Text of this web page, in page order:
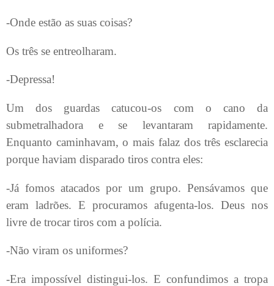
-Onde estão as suas coisas?
Os três se entreolharam.
-Depressa!
Um dos guardas catucou-os com o cano da
submetralhadora e se levantaram rapidamente.
Enquanto caminhavam, o mais falaz dos três esclarecia
porque haviam disparado tiros contra eles:
-Já fomos atacados por um grupo. Pensávamos que
eram ladrões. E procuramos afugenta-los. Deus nos
livre de trocar tiros com a polícia.
-Não viram os uniformes?
-Era impossível distingui-los. E confundimos a tropa